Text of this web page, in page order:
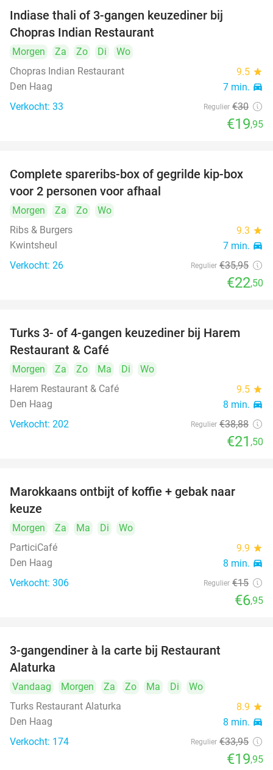
food
Indiase thali of 3-gangen keuzediner bij
Chopras Indian Restaurant
Morgen Za Zo Di
Wo
Chopras Indian Restaurant
9.5 star
Den Haag 7 min. directions_car
Verkocht: 33 Regulier €30
€19,95
37%
Complete spareribs-box of gegrilde kip-box
voor 2 personen voor afhaal
Morgen Za Zo
Wo
Ribs & Burgers
9.3 star
Kwintsheul 7 min. directions_car
Verkocht: 26 Regulier €35,95
€22,50
45%
Turks 3- of 4-gangen keuzediner bij Harem
Restaurant & Café
Morgen Za Zo Ma Di
Wo
Harem Restaurant & Café
9.5 star
Den Haag 8 min. directions_car
Verkocht: 202 Regulier €38,88
€21 ,50
Marokkaans ontbijt of koffie + gebak naar
keuze
Morgen Za Ma Di
Wo
ParticiCafé
9.9 star
Den Haag 8 min. directions_car
Verkocht: 306 Regulier €15
€6,95
3-gangendiner à la carte bij Restaurant
Alaturka
Vandaag Morgen Za Zo Ma Di
Wo
Turks Restaurant Alaturka
8.9 star
Den Haag 8 min. directions_car
Verkocht: 174 Regulier €33,95
€19,95